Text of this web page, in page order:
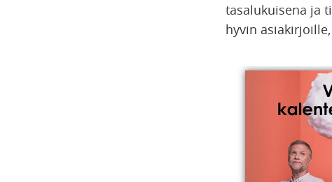
tasalukuisena ja
hyvin